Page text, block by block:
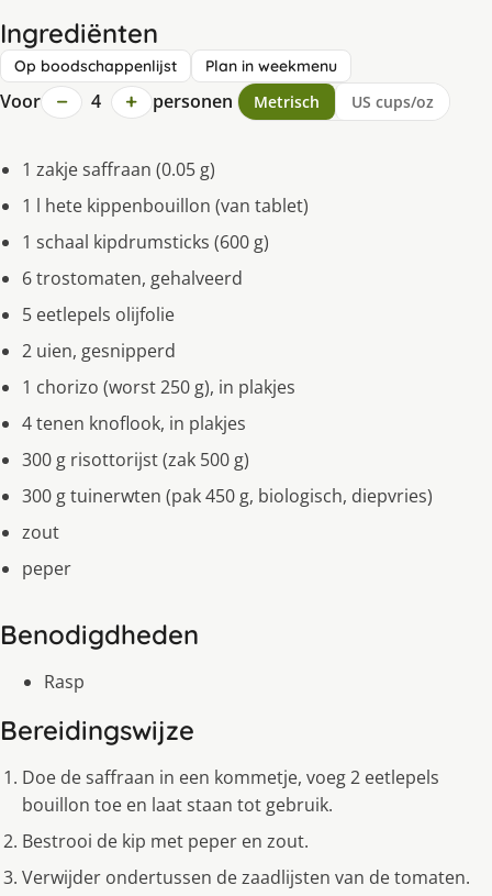
Ingrediënten
Op boodschappenlijst Plan in weekmenu
Voor − 4 + personen Metrisch US cups/oz
1 zakje saffraan (0.05 g)
1 l hete kippenbouillon (van tablet)
1 schaal kipdrumsticks (600 g)
6 trostomaten, gehalveerd
5 eetlepels olijfolie
2 uien, gesnipperd
1 chorizo (worst 250 g), in plakjes
4 tenen knoflook, in plakjes
300 g risottorijst (zak 500 g)
300 g tuinerwten (pak 450 g, biologisch, diepvries)
zout
peper
Benodigdheden
Rasp
Bereidingswijze
Doe de saffraan in een kommetje, voeg 2 eetlepels
bouillon toe en laat staan tot gebruik.
Bestrooi de kip met peper en zout.
Verwijder ondertussen de zaadlijsten van de tomaten.